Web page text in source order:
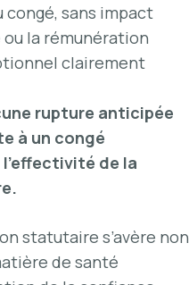
sans impact
la rémunération
clairement
rupture anticipée
à un congé
de la
statutaire s’avère non
de santé